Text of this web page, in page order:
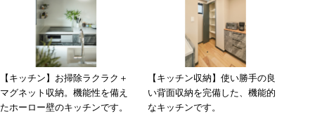
【キッチン】お掃除ラクラク＋
マグネット収納。機能性を備え
たホーロー壁のキッチンです。
【キッチン収納】使い勝手の良
い背面収納を完備した、機能的
なキッチンです。